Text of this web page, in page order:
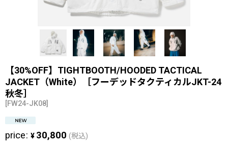
【30%OFF】TIGHTBOOTH/HOODED TACTICAL
JACKET（White）［フーデッドタクティカルJKT-24
秋冬］
[FW24-JK08]
price: ¥ 30,800 (税込)